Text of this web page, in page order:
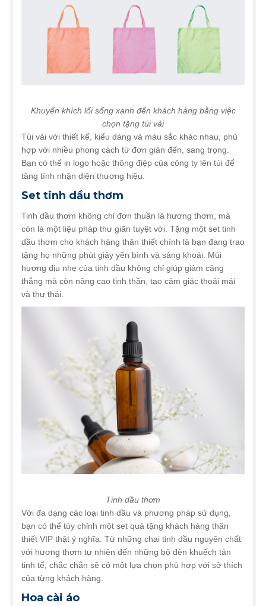
Khuyến khích lối sống xanh đến khách hàng bằng việc
chọn tặng túi vải
Túi vải với thiết kế, kiểu dáng và màu sắc khác nhau, phù
hợp với nhiều phong cách từ đơn giản đến, sang trọng.
Bạn có thể in logo hoặc thông điệp của công ty lên túi để
tăng tính nhận diện thương hiệu.
Set tinh dầu thơm
Tinh dầu thơm không chỉ đơn thuần là hương thơm, mà
còn là một liệu pháp thư giãn tuyệt vời. Tặng một set tinh
dầu thơm cho khách hàng thân thiết chính là bạn đang trao
tặng họ những phút giây yên bình và sảng khoái. Mùi
hương dịu nhẹ của tinh dầu không chỉ giúp giảm căng
thẳng mà còn nâng cao tinh thần, tạo cảm giác thoải mái
và thư thái.
Tinh dầu thơm
Với đa dạng các loại tinh dầu và phương pháp sử dụng,
bạn có thể tùy chỉnh một set quà tặng khách hàng thân
thiết VIP thật ý nghĩa. Từ những chai tinh dầu nguyên chất
với hương thơm tự nhiên đến những bộ đèn khuếch tán
tinh tế, chắc chắn sẽ có một lựa chọn phù hợp với sở thích
của từng khách hàng.
Hoa cài áo